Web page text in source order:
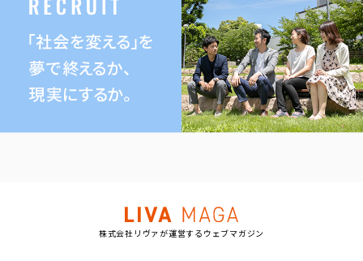
株式会社リヴァが運営するウェブマガジン